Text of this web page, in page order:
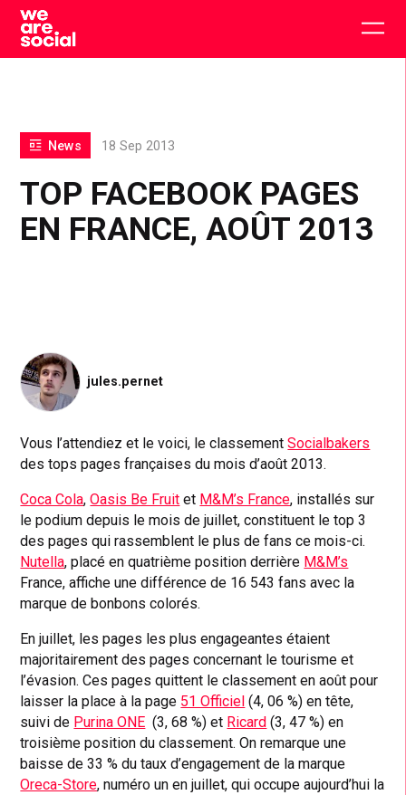
Skip
content
TOP FACEBOOK PAGES
EN FRANCE, AOÛT 2013
News 18 Sep 2013
jules.pernet
Vous l’attendiez et le voici, le classementSocialbakers
des tops pages françaises du mois d’août 2013.
Coca Cola,Oasis Be Fruit et M&M’s France, installés sur
le podium depuis le mois de juillet, constituent le top 3
des pages qui rassemblent le plus de fans ce mois-ci.
Nutella, placé en quatrième position derrière M&M’s
France, affiche une différence de 16 543 fans avec la
marque de bonbons colorés.
En juillet, les pages les plus engageantes étaient
majoritairement des pages concernant le tourisme et
l’évasion. Ces pages quittent le classement en août pour
laisser la place à la page 51 Officiel (4, 06 %) en tête,
suivi de Purina ONE (3, 68 %) et Ricard (3, 47 %) en
troisième position du classement. On remarque une
baisse de 33 % du taux d’engagement de la marque
Oreca-Store, numéro un en juillet, qui occupe aujourd’hui la